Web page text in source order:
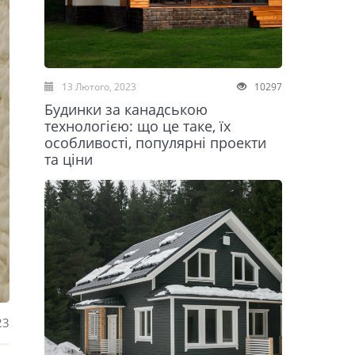
10297
13 Лютого, 2023
Будинки за канадською
технологією: що це таке, їх
особливості, популярні проекти
та ціни